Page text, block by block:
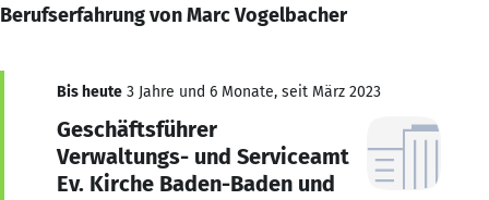
Berufserfahrung von Marc Vogelbacher
Bis heute 3 Jahre und 6 Monate, seit März 2023
Geschäftsführer
Verwaltungs- und Serviceamt
Ev. Kirche Baden-Baden und